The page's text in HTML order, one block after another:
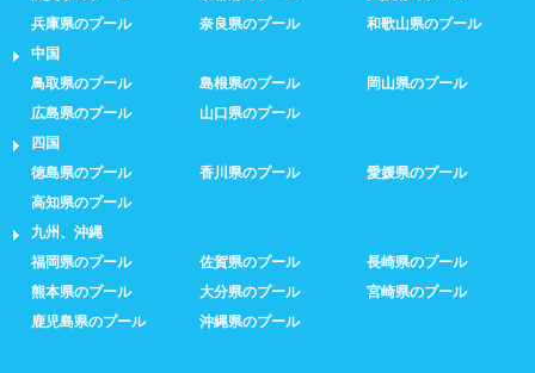
兵庫県のプール
奈良県のプール
和歌山県のプール
中国
鳥取県のプール
島根県のプール
岡山県のプール
広島県のプール
山口県のプール
四国
徳島県のプール
香川県のプール
愛媛県のプール
高知県のプール
九州、沖縄
福岡県のプール
佐賀県のプール
長崎県のプール
熊本県のプール
大分県のプール
宮崎県のプール
鹿児島県のプール
沖縄県のプール